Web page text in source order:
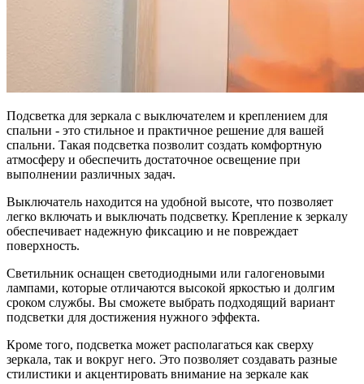
Подсветка для зеркала с выключателем и креплением для
спальни - это стильное и практичное решение для вашей
спальни. Такая подсветка позволит создать комфортную
атмосферу и обеспечить достаточное освещение при
выполнении различных задач.
Выключатель находится на удобной высоте, что позволяет
легко включать и выключать подсветку. Крепление к зеркалу
обеспечивает надежную фиксацию и не повреждает
поверхность.
Светильник оснащен светодиодными или галогеновыми
лампами, которые отличаются высокой яркостью и долгим
сроком службы. Вы сможете выбрать подходящий вариант
подсветки для достижения нужного эффекта.
Кроме того, подсветка может располагаться как сверху
зеркала, так и вокруг него. Это позволяет создавать разные
стилистики и акцентировать внимание на зеркале как